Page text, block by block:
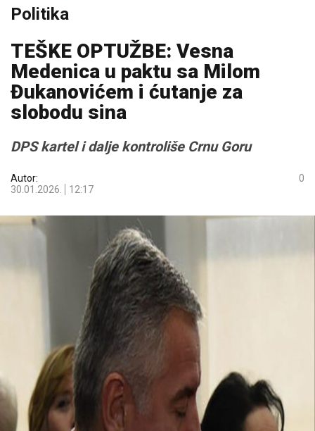
Politika
TEŠKE OPTUŽBE: Vesna
Medenica u paktu sa Milom
Đukanovićem i ćutanje za
slobodu sina
DPS kartel i dalje kontroliše Crnu Goru
Autor:
30.01.2026.
12:17
0